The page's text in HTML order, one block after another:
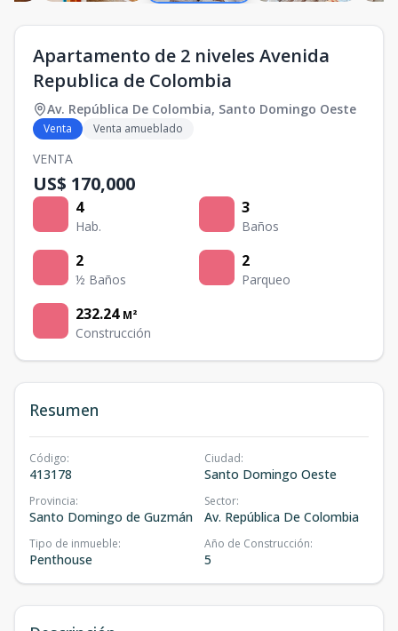
Apartamento de 2 niveles Avenida
Republica de Colombia
Av. República De Colombia, Santo Domingo Oeste
Venta Venta amueblado
VENTA
US$ 170,000
4
Hab.
3
Baños
2
½ Baños
2
Parqueo
232.24 M²
Construcción
Resumen
Código:
413178
Ciudad:
Santo Domingo Oeste
Provincia:
Santo Domingo de Guzmán
Sector:
Av. República De Colombia
Tipo de inmueble:
Penthouse
Año de Construcción:
5